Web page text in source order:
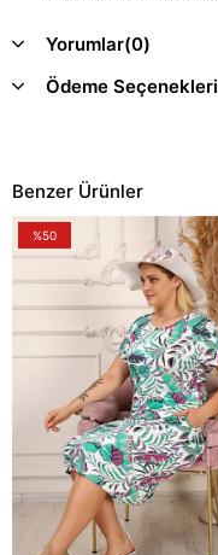
Yorumlar(0)
Ödeme Seçenekleri
Benzer Ürünler
%50